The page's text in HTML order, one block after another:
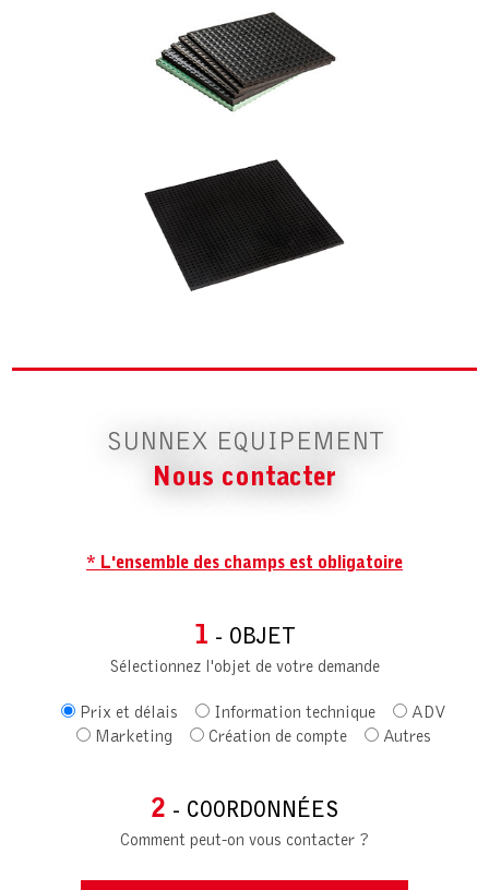
SUNNEX EQUIPEMENT
Nous contacter
* L'ensemble des champs est obligatoire
1 - OBJET
Sélectionnez l'objet de votre demande
Prix et délais Information technique
ADV
Marketing
Création de compte Autres
2 - COORDONNÉES
Comment peut-on vous contacter ?